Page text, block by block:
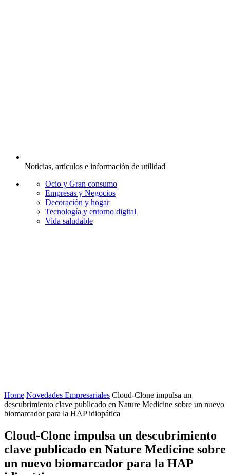
Noticias, artículos e información de utilidad
Ocio y Gran consumo
Empresas y Negocios
Decoración y hogar
Tecnología y entorno digital
Vida saludable
Home Novedades Empresariales Cloud-Clone impulsa un
descubrimiento clave publicado en Nature Medicine sobre un nuevo
biomarcador para la HAP idiopática
Cloud-Clone impulsa un descubrimiento
clave publicado en Nature Medicine sobre
un nuevo biomarcador para la HAP